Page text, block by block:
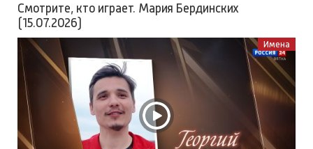
Смотрите, кто играет. Мария Бердинских
(15.07.2026)
Имена